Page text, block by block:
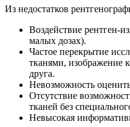
Из недостатков
Воздействие рентген-
малых дозах).
Частое перекрытие
тканями, изображение
друга.
Невозможность
Отсутствие
тканей без
Невысокая